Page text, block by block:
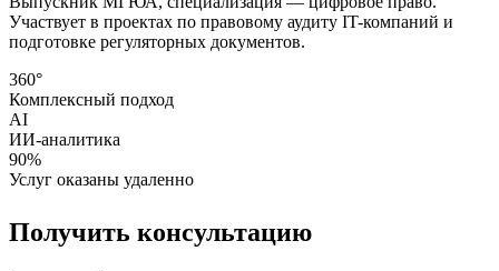
Участвует в проектах по правовому аудиту IT-компаний и
подготовке регуляторных документов.
360°
Комплексный подход
AI
ИИ-аналитика
90%
Услуг оказаны удаленно
Получить консультацию